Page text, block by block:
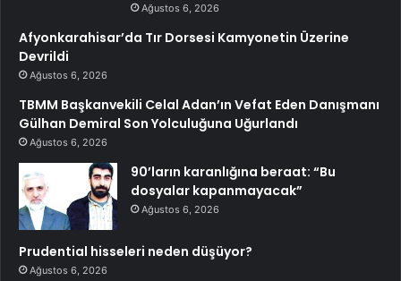
Ağustos 6, 2026
Afyonkarahisar’da Tır Dorsesi Kamyonetin Üzerine
Devrildi
Ağustos 6, 2026
TBMM Başkanvekili Celal Adan’ın Vefat Eden Danışmanı
Gülhan Demiral Son Yolculuğuna Uğurlandı
Ağustos 6, 2026
90’ların karanlığına beraat: “Bu
dosyalar kapanmayacak”
Ağustos 6, 2026
Prudential hisseleri neden düşüyor?
Ağustos 6, 2026